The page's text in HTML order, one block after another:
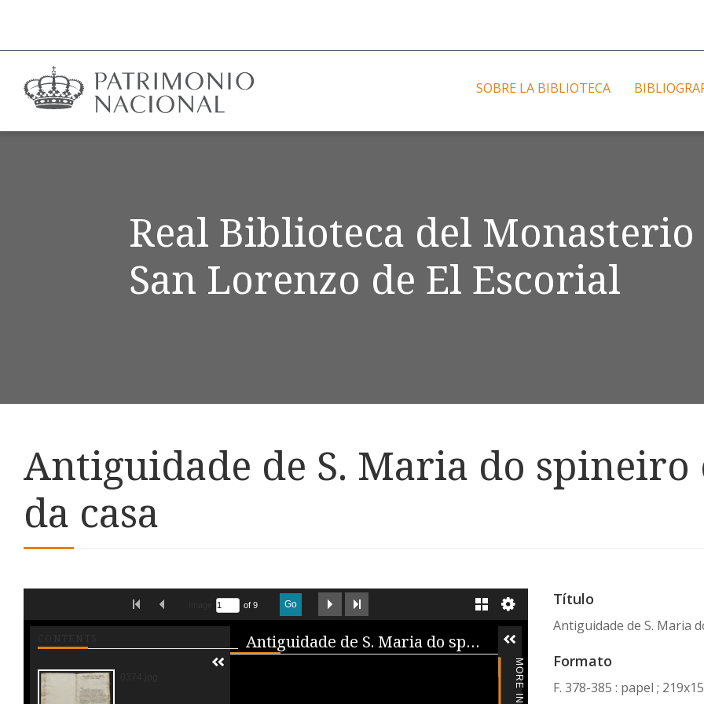
SOBRE LA BIBLIOTECA
Real Biblioteca del Monasterio
San Lorenzo de El Escorial
Antiguidade de S. Maria do
da casa
FIRST IMAGEPREVIOUS IMAGE
of 9 Go
NEXT IMAGE GALLERY
Media Viewer Antiguidade de S. Maria do spineiro e breue sumario da casa
Título
Antiguidade de S. Maria
Formato
F. 378-385 : papel ;